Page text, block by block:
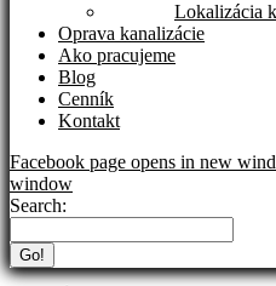
Lokalizácia
Oprava kanalizácie
Ako pracujeme
Blog
Cenník
Kontakt
Facebook page opens in new
window
Search: